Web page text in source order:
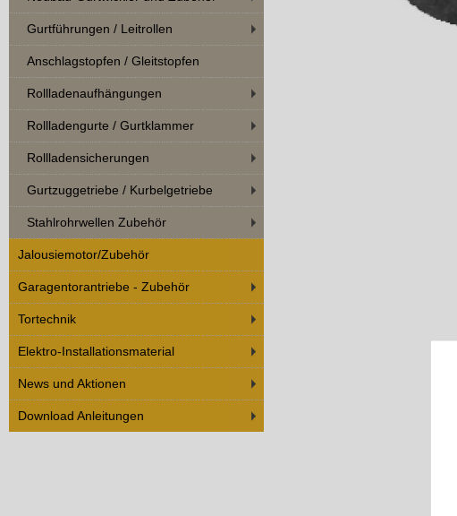
Gurtführungen / Leitrollen
Anschlagstopfen / Gleitstopfen
Rollladenaufhängungen
Rollladengurte / Gurtklammer
Rollladensicherungen
Gurtzuggetriebe / Kurbelgetriebe
Stahlrohrwellen Zubehör
Jalousiemotor/Zubehör
Garagentorantriebe - Zubehör
Tortechnik
Elektro-Installationsmaterial
News und Aktionen
Download Anleitungen